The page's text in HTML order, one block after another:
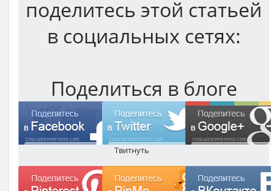
поделитесь этой статьей
в социальных сетях:
Поделиться в блоге
Твитнуть